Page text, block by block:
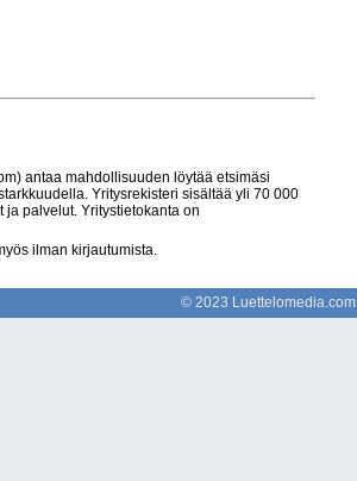
antaa mahdollisuuden löytää etsimäsi
Yritysrekisteri sisältää yli 70 000
palvelut. Yritystietokanta on
ilman kirjautumista.
© 2023 Luettelomedia.com